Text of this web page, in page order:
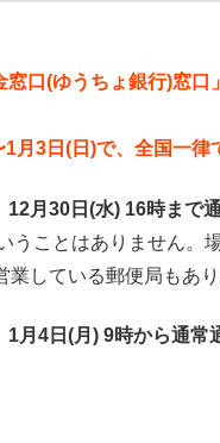
窓口(ゆうちょ銀行)窓口
月3日(日)で、全国一律
月30日(水) 16時まで
うことはありません。
業している郵便局もあ
1月4日(月) 9時から通常